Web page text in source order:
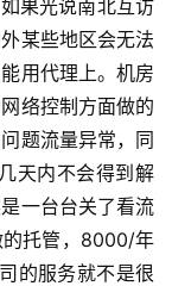
果光说南北互访
某些地区会无法
用代理上。机房
络控制方面做的
题流量异常，同
天内不会得到解
一台台关了看流
的托管，8000/年
的服务就不是很